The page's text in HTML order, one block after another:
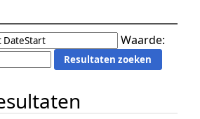
Waarde: